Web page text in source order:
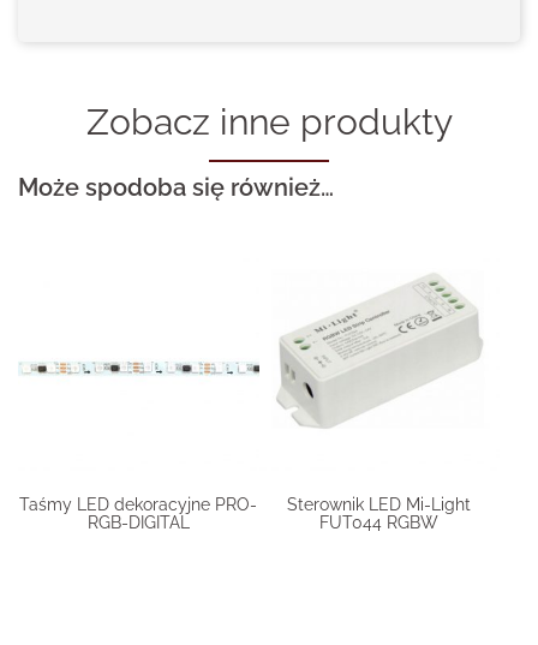
Zobacz inne produkty
Może spodoba się również…
Taśmy LED dekoracyjne PRO-
RGB-DIGITAL
Sterownik LED Mi-Light
FUT044 RGBW